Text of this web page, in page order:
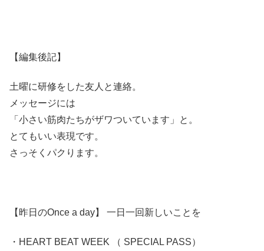
【編集後記】
土曜に研修をした友人と連絡。
メッセージには
「小さい筋肉たちがザワついています」と。
とてもいい表現です。
さっそくパクります。
【昨日のOnce a day】 一日一回新しいことを
・HEART BEAT WEEK （ SPECIAL PASS）